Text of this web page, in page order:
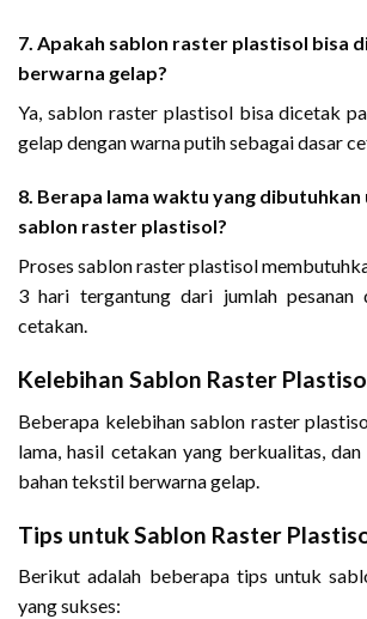
7. Apakah sablon raster plastisol bisa
berwarna gelap?
Ya, sablon raster plastisol bisa dicetak
gelap dengan warna putih sebagai dasar
8. Berapa lama waktu yang
sablon raster plastisol?
Proses sablon raster plastisol
3 hari tergantung dari jumlah pesanan
cetakan.
Kelebihan Sablon Raster
Beberapa kelebihan sablon raster
lama, hasil cetakan yang berkualitas,
bahan tekstil berwarna gelap.
Tips untuk Sablon Raster
Berikut adalah beberapa tips untuk
yang sukses: